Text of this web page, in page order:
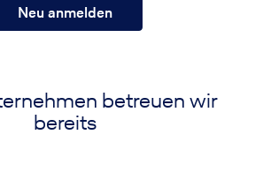
Neu anmelden
betreuen wir
bereits